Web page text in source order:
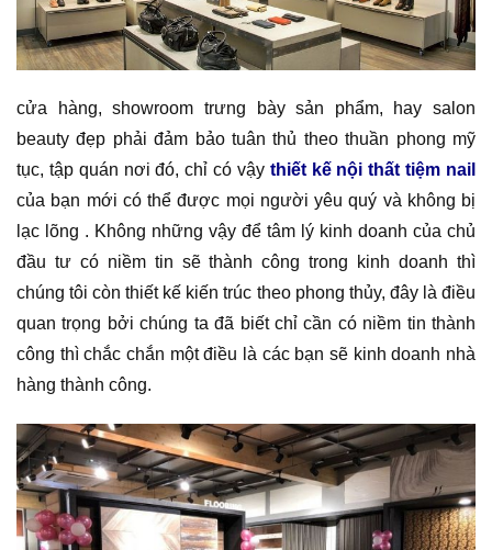
cửa hàng, showroom trưng bày sản phẩm, hay salon
beauty đẹp phải đảm bảo tuân thủ theo thuần phong mỹ
tục, tập quán nơi đó, chỉ có vậy thiết kế nội thất tiệm nail
của bạn mới có thể được mọi người yêu quý và không bị
lạc lõng . Không những vậy để tâm lý kinh doanh của chủ
đầu tư có niềm tin sẽ thành công trong kinh doanh thì
chúng tôi còn thiết kế kiến trúc theo phong thủy, đây là điều
quan trọng bởi chúng ta đã biết chỉ cần có niềm tin thành
công thì chắc chắn một điều là các bạn sẽ kinh doanh nhà
hàng thành công.